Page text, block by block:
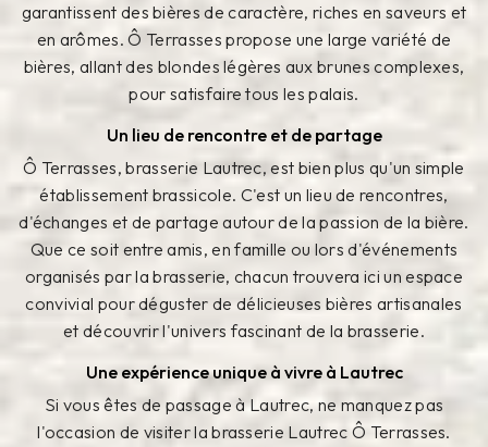
garantissent des bières de caractère, riches en saveurs et
en arômes. Ô Terrasses propose une large variété de
bières, allant des blondes légères aux brunes complexes,
pour satisfaire tous les palais.
Un lieu de rencontre et de partage
Ô Terrasses, brasserie Lautrec, est bien plus qu'un simple
établissement brassicole. C'est un lieu de rencontres,
d'échanges et de partage autour de la passion de la bière.
Que ce soit entre amis, en famille ou lors d'événements
organisés par la brasserie, chacun trouvera ici un espace
convivial pour déguster de délicieuses bières artisanales
et découvrir l'univers fascinant de la brasserie.
Une expérience unique à vivre à Lautrec
Si vous êtes de passage à Lautrec, ne manquez pas
l'occasion de visiter la brasserie Lautrec Ô Terrasses.